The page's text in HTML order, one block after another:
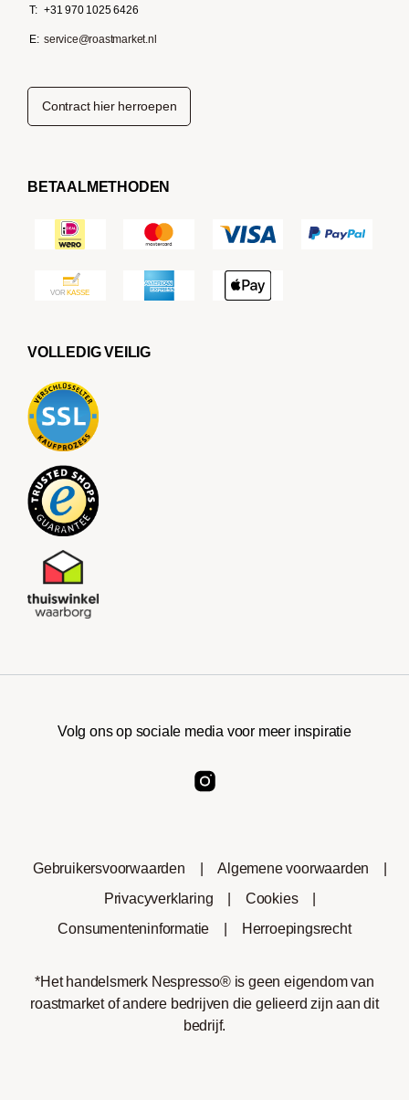
T: +31 970 1025 6426
E: service@roastmarket.nl
Contract hier herroepen
BETAALMETHODEN
VOLLEDIG VEILIG
Volg ons op sociale media voor meer inspiratie
Gebruikersvoorwaarden Algemene voorwaarden
Privacyverklaring
Cookies
Consumenteninformatie
Herroepingsrecht
*Het handelsmerk Nespresso® is geen eigendom van
roastmarket of andere bedrijven die gelieerd zijn aan dit
bedrijf.